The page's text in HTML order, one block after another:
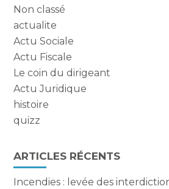
Non classé
actualite
Actu Sociale
Actu Fiscale
Le coin du dirigeant
Actu Juridique
histoire
quizz
ARTICLES RÉCENTS
Incendies : levée des